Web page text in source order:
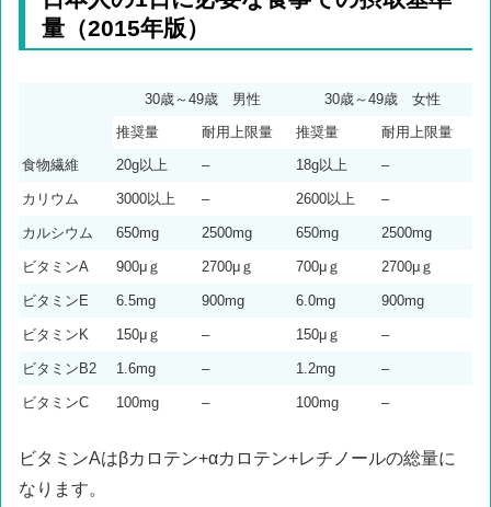
量（2015年版）
30歳～49歳 男性
30歳～49歳 女性
推奨量
耐用上限量 推奨量
耐用上限量
食物繊維
20g以上 – 18g以上 –
カリウム 3000以上 – 2600以上 –
カルシウム 650mg 2500mg 650mg 2500mg
ビタミンA 900μｇ 2700μｇ 700μｇ 2700μｇ
ビタミンE 6.5mg 900mg 6.0mg 900mg
ビタミンK 150μｇ – 150μｇ –
ビタミンB2 1.6mg – 1.2mg –
ビタミンC 100mg – 100mg –
ビタミンAはβカロテン+αカロテン+レチノールの総量に
なります。